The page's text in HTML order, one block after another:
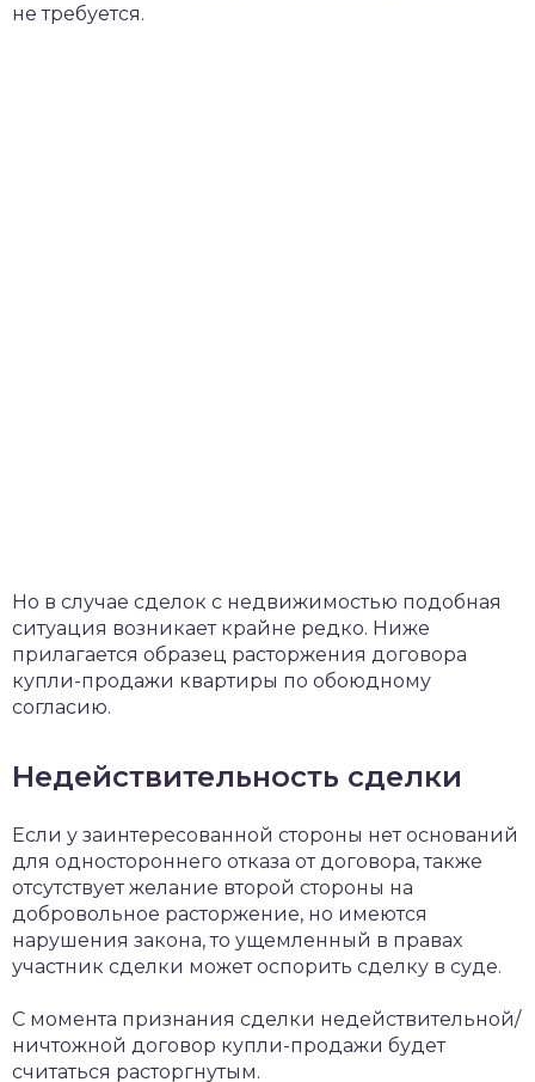
не требуется.
Но в случае сделок с недвижимостью подобная
ситуация возникает крайне редко. Ниже
прилагается образец расторжения договора
купли-продажи квартиры по обоюдному
согласию.
Недействительность сделки
Если у заинтересованной стороны нет оснований
для одностороннего отказа от договора, также
отсутствует желание второй стороны на
добровольное расторжение, но имеются
нарушения закона, то ущемленный в правах
участник сделки может оспорить сделку в суде.
С момента признания сделки недействительной/
ничтожной договор купли-продажи будет
считаться расторгнутым.